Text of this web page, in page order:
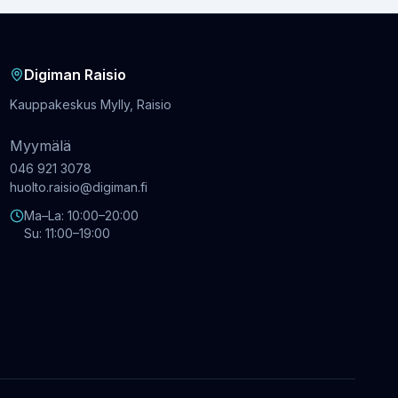
Digiman Raisio
Kauppakeskus Mylly, Raisio
Myymälä
046 921 3078
huolto.raisio@digiman.fi
Ma–La: 10:00–20:00
Su: 11:00–19:00